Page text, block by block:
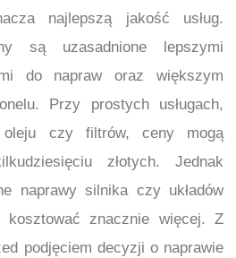
najlepszą jakość usług.
są uzasadnione lepszymi
do napraw oraz większym
Przy prostych usługach,
czy filtrów, ceny mogą
złotych. Jednak
naprawy silnika czy układów
kosztować znacznie więcej. Z
podjęciem decyzji o naprawie